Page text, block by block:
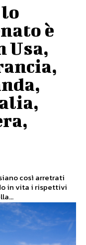
è
Usa,
così arretrati
in vita i rispettivi